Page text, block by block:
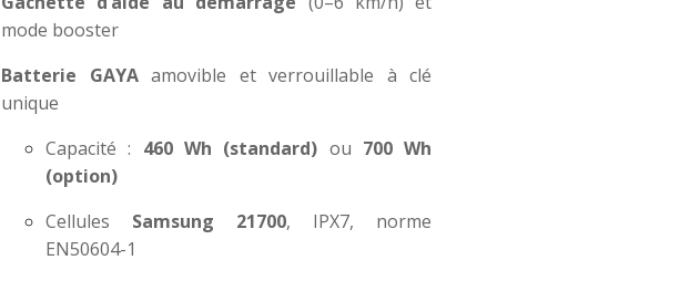
mode booster
Batterie GAYAamovible et verrouillable à clé
unique
Capacité : 460 Wh (standard) ou 700 Wh
(option)
Cellules Samsung 21700, IPX7, norme
EN50604-1